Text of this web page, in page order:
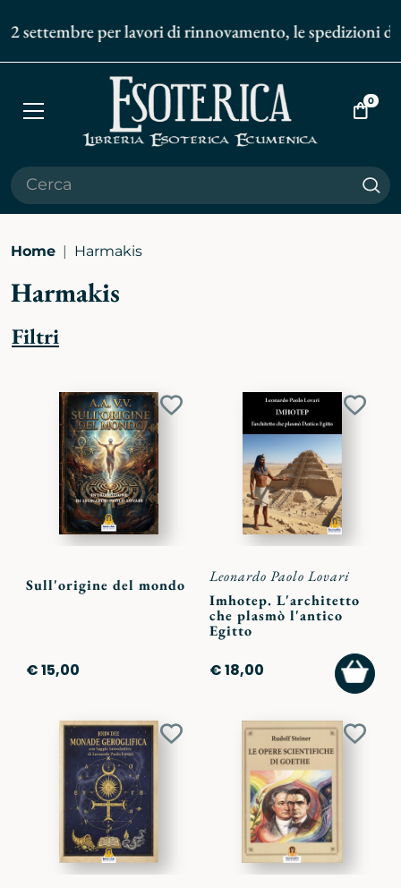
per lavori di rinnovamento, le spedizioni degli
Apri
Vai
0
Home Harmakis
Harmakis
Filtri
Aggiungi
Sull'origine del mondo
€ 15,00
Leonardo Paolo Lovari
Imhotep. L'architetto
che plasmò l'antico
Egitto
€ 18,00
AL
Aggiungi